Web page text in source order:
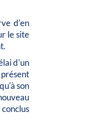
d'en
le site
d'un
son